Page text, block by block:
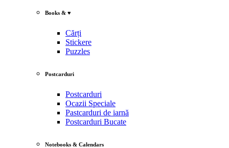
Books & ♥
Cărți
Stickere
Puzzles
Postcarduri
Postcarduri
Ocazii Speciale
Pastcarduri de iarnă
Postcarduri Bucate
Notebooks & Calendars